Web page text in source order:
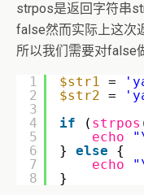
strpos是返回字符串
false然而实际上这次
所以我们需要对false
1
2
3
4
5
6
7
8
$str1 =
$str2 =
if
( strpos
echo
} else
{
echo
}